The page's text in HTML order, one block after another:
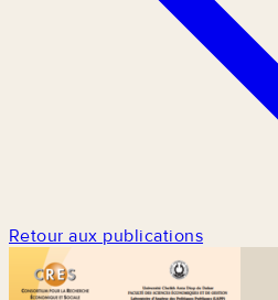
Retour aux publications